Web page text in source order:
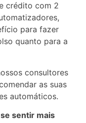
crédito com 2
para fazer
quanto para a
consultores
as suas
automáticos.
sentir mais